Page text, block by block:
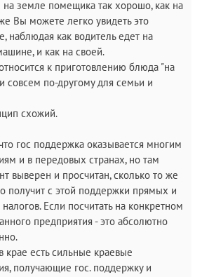
на земле помещика так хорошо, как на
Вы можете легко увидеть это
наблюдая как водитель едет на
и как на своей.
к приготовлению блюда "на
совсем по-другому для семьи и
схожий.
гос поддержка оказывается многим
и в передовых странах, но там
выверен и просчитан, сколько то же
получит с этой поддержки прямых и
Если посчитать на конкретном
предприятия - это абсолютно
крае есть сильные краевые
получающие гос. поддержку и